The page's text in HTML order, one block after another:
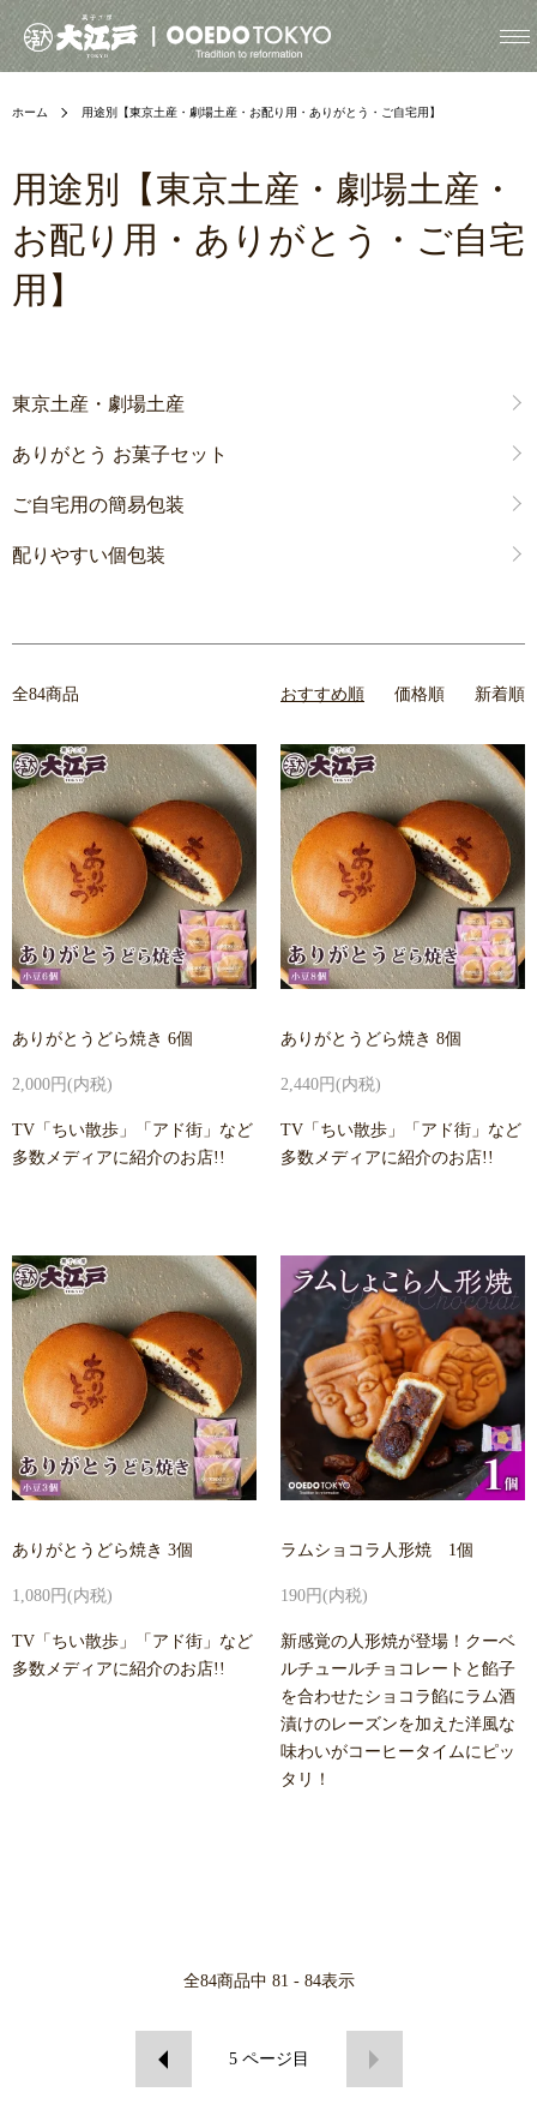
ホーム 用途別【東京土産・劇場土産・お配り用・ありがとう・ご自宅用】
用途別【東京土産・劇場土産・
お配り用・ありがとう・ご自宅
用】
東京土産・劇場土産
ありがとう お菓子セット
ご自宅用の簡易包装
配りやすい個包装
全84商品 おすすめ順 価格順 新着順
ありがとうどら焼き 6個
2,000円(内税)
TV「ちい散歩」「アド街」など
多数メディアに紹介のお店!!
ありがとうどら焼き 8個
2,440円(内税)
TV「ちい散歩」「アド街」など
多数メディアに紹介のお店!!
ありがとうどら焼き 3個
1,080円(内税)
TV「ちい散歩」「アド街」など
多数メディアに紹介のお店!!
ラムショコラ人形焼 1個
190円(内税)
新感覚の人形焼が登場！クーベ
ルチュールチョコレートと餡子
を合わせたショコラ餡にラム酒
漬けのレーズンを加えた洋風な
味わいがコーヒータイムにピッ
タリ！
全84商品中 81 - 84表示
5 ページ目